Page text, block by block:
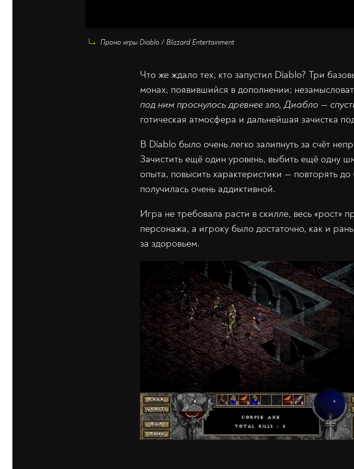
Промо игры Diablo / Blizzard Entertainment
Что же ждало тех, кто запустил Diablo? Три
монах, появившийся в дополнении;
под ним проснулось древнее зло, Диабло —
готическая атмосфера и дальнейшая зачистка
В Diablo было очень легко залипнуть за счёт
Зачистить ещё один уровень, выбить ещё одну
опыта, повысить характеристики — повторять
получилась очень аддиктивной.
Игра не требовала расти в скилле, весь «рост»
персонажа, а игроку было достаточно, как и
за здоровьем.